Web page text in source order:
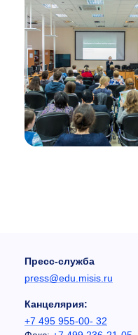
Пресс-служба
press@edu.misis.ru
Канцелярия:
+7 495 955-00- 32